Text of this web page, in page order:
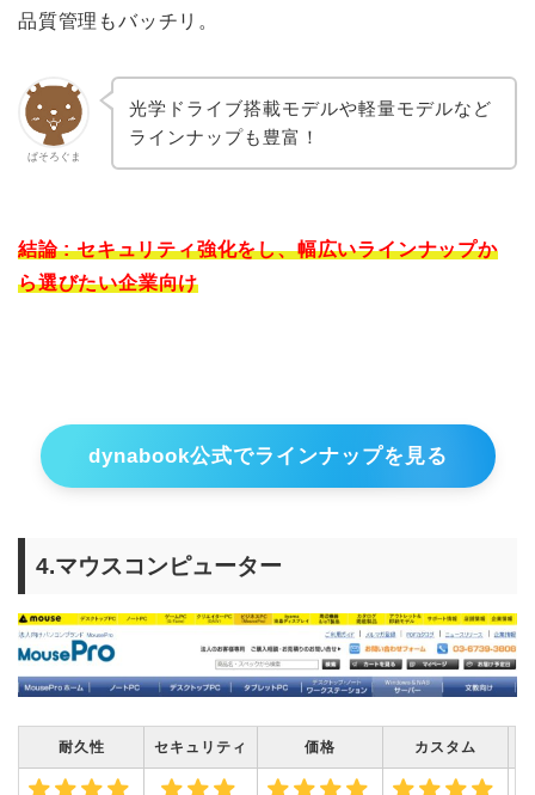
品質管理もバッチリ。
ぱそろぐま
光学ドライブ搭載モデルや軽量モデルなど
ラインナップも豊富！
結論 : セキュリティ強化をし、幅広いラインナップか
ら選びたい企業向け
dynabook公式でラインナップを見る
4.マウスコンピューター
耐久性 セキュリティ 価格 カスタム